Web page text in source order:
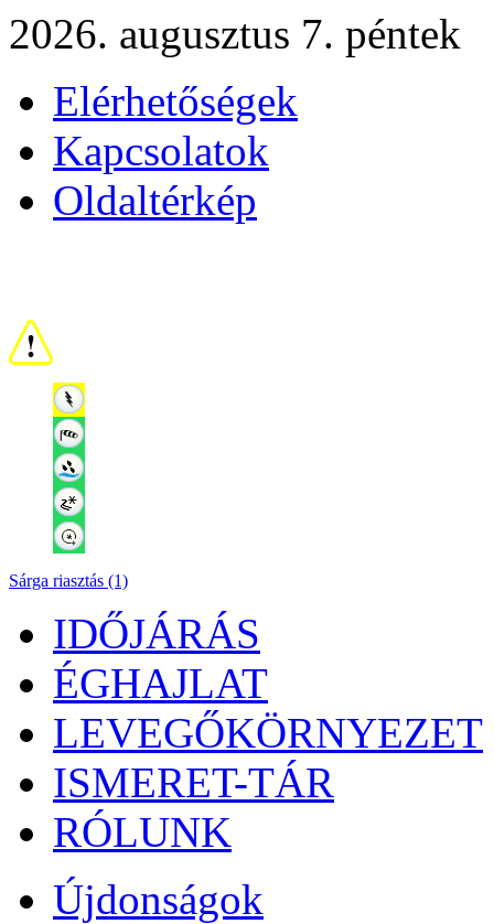
2026. augusztus 7. péntek
Elérhetőségek
Kapcsolatok
Oldaltérkép
Sárga riasztás (1)
IDŐJÁRÁS
ÉGHAJLAT
LEVEGŐKÖRNYEZET
ISMERET-TÁR
RÓLUNK
Újdonságok